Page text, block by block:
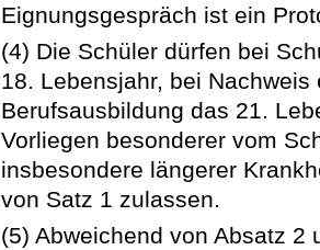
Eignungsgespräch ist ein
(4) Die Schüler dürfen bei
18. Lebensjahr, bei
Berufsausbildung das 21.
Vorliegen besonderer vom
insbesondere längerer
von Satz 1 zulassen.
(5) Abweichend von Absatz 2